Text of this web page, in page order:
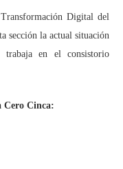
Digital del
sección la actual situación
trabaja en el consistorio
Cero Cinca: